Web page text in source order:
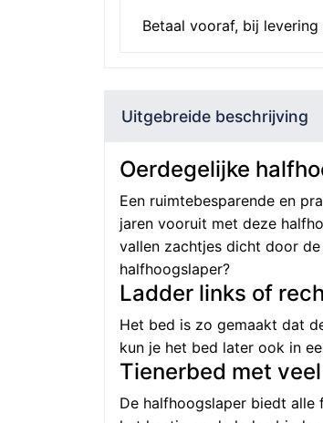
Betaal vooraf, bij
Uitgebreide beschrijving
Oerdegelijke
Een ruimtebesparende en
jaren vooruit met deze
vallen zachtjes dicht door
halfhoogslaper?
Ladder links of
Het bed is zo gemaakt dat
kun je het bed later ook in
Tienerbed met
De halfhoogslaper biedt alle